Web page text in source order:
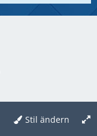
Stil ändern